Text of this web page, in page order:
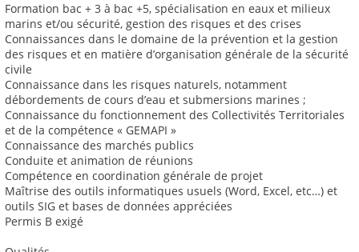
Formation bac + 3 à bac +5, spécialisation en eaux et milieux
marins et/ou sécurité, gestion des risques et des crises
Connaissances dans le domaine de la prévention et la gestion
des risques et en matière d’organisation générale de la sécurité
civile
Connaissance dans les risques naturels, notamment
débordements de cours d’eau et submersions marines ;
Connaissance du fonctionnement des Collectivités Territoriales
et de la compétence « GEMAPI »
Connaissance des marchés publics
Conduite et animation de réunions
Compétence en coordination générale de projet
Maîtrise des outils informatiques usuels (Word, Excel, etc…) et
outils SIG et bases de données appréciées
Permis B exigé